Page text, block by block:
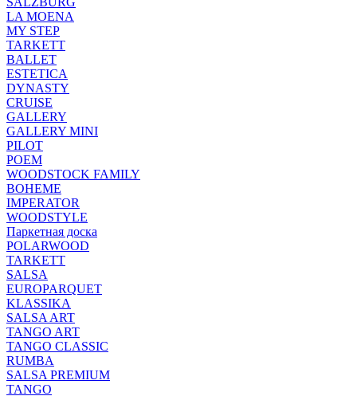
LA MOENA
MY STEP
TARKETT
BALLET
ESTETICA
DYNASTY
CRUISE
GALLERY
GALLERY MINI
PILOT
POEM
WOODSTOCK FAMILY
BOHEME
IMPERATOR
WOODSTYLE
Паркетная доска
POLARWOOD
TARKETT
SALSA
EUROPARQUET
KLASSIKA
SALSA ART
TANGO ART
TANGO CLASSIC
RUMBA
SALSA PREMIUM
TANGO